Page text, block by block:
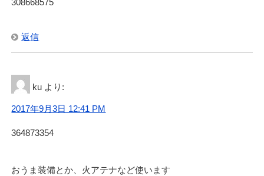
返信
ku より:
2017年9月3日 12:41 PM
364873354
おうま装備とか、火アテナなど使います